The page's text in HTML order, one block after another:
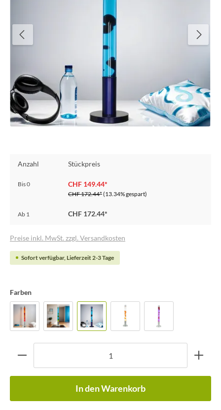
Anzahl Stückpreis
Bis0 CHF 149.44*
CHF 172.44*(13.34% gespart)
Ab 1 CHF 172.44*
Preise inkl. MwSt. zzgl. Versandkosten
Sofort verfügbar, Lieferzeit 2-3 Tage
Farben
In den Warenkorb